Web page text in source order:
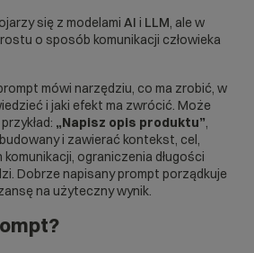
się z modelami AI i LLM, ale w
o sposób komunikacji człowieka
mówi narzędziu, co ma zrobić, w
i jaki efekt ma zwrócić. Może
„Napisz opis produktu”,
i zawierać kontekst, cel,
ograniczenia długości
Dobrze napisany prompt porządkuje
na użyteczny wynik.